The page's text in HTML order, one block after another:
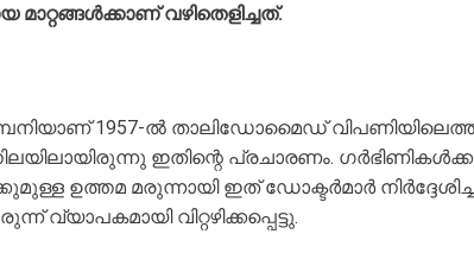
വഴിതെളിച്ചത്.
1957-ൽ താലിഡോമൈഡ്
ഇതിന്റെ പ്രചാരണം.
ഉത്തമ മരുന്നായി ഇത് ഡോക്ടർമാർ
വിറ്റഴിക്കപ്പെട്ടു.